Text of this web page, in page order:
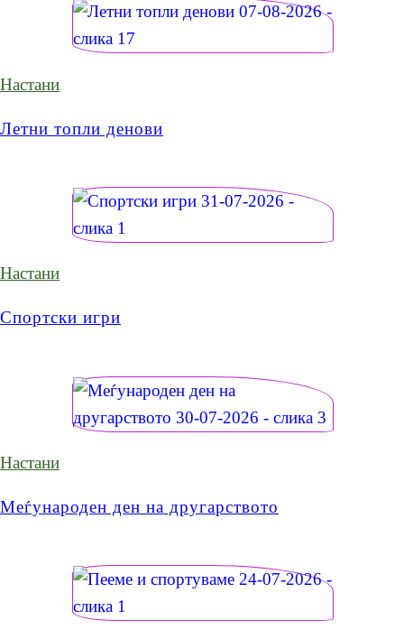
Настани
Летни топли денови
Настани
Спортски игри
Настани
Меѓународен ден на другарството